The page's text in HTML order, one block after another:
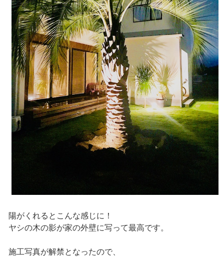
陽がくれるとこんな感じに！
ヤシの木の影が家の外壁に写って最高です。
施工写真が解禁となったので、